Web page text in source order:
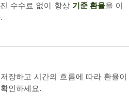
수수료 없이 항상 기준 환율을 이
장하고 시간의 흐름에 따라 환율이
인하세요.